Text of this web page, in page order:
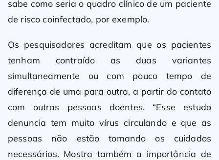
sabe como seria o quadro clínico de um paciente
de risco coinfectado, por exemplo.
Os pesquisadores acreditam que os pacientes
tenham contraído as duas variantes
simultaneamente ou com pouco tempo de
diferença de uma para outra, a partir do contato
com outras pessoas doentes. “Esse estudo
denuncia tem muito vírus circulando e que as
pessoas não estão tomando os cuidados
necessários. Mostra também a importância de